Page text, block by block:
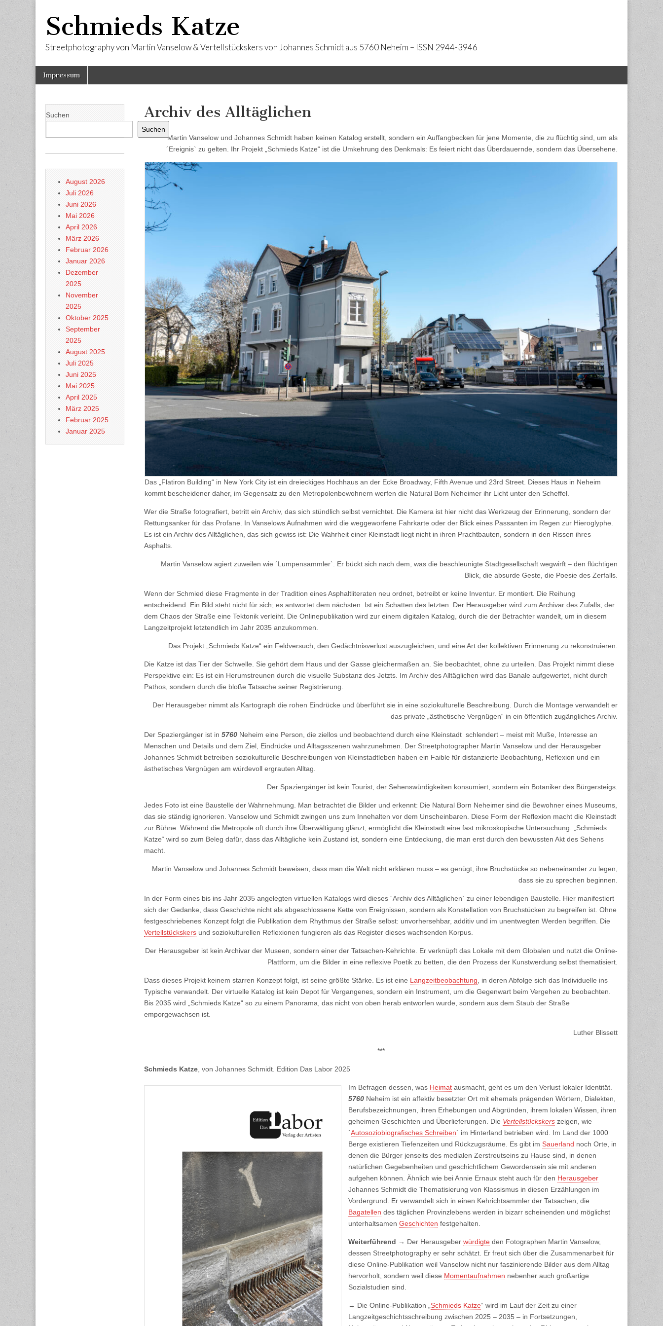
Schmieds Katze
Streetphotography von Martin Vanselow & Vertellstückskers von Johannes Schmidt aus 5760 Neheim – ISSN 2944-3946
Main
menu
Skip
Impressum
Archiv des Alltäglichen
Martin Vanselow und Johannes Schmidt haben keinen Katalog erstellt, sondern ein Auffangbecken für jene Momente, die zu flüchtig sind, um als
´Ereignis` zu gelten. Ihr Projekt „Schmieds Katze“ ist die Umkehrung des Denkmals: Es feiert nicht das Überdauernde, sondern das Übersehene.
Das „Flatiron Building“ in New York City ist ein dreieckiges Hochhaus an der Ecke Broadway, Fifth Avenue und 23rd Street. Dieses Haus in Neheim
kommt bescheidener daher, im Gegensatz zu den Metropolenbewohnern werfen die Natural Born Neheimer ihr Licht unter den Scheffel.
Wer die Straße fotografiert, betritt ein Archiv, das sich stündlich selbst vernichtet. Die Kamera ist hier nicht das Werkzeug der Erinnerung, sondern der
Rettungsanker für das Profane. In Vanselows Aufnahmen wird die weggeworfene Fahrkarte oder der Blick eines Passanten im Regen zur Hieroglyphe.
Es ist ein Archiv des Alltäglichen, das sich gewiss ist: Die Wahrheit einer Kleinstadt liegt nicht in ihren Prachtbauten, sondern in den Rissen ihres
Asphalts.
Martin Vanselow agiert zuweilen wie ´Lumpensammler`. Er bückt sich nach dem, was die beschleunigte Stadtgesellschaft wegwirft – den flüchtigen
Blick, die absurde Geste, die Poesie des Zerfalls.
Wenn der Schmied diese Fragmente in der Tradition eines Asphaltliteraten neu ordnet, betreibt er keine Inventur. Er montiert. Die Reihung
entscheidend. Ein Bild steht nicht für sich; es antwortet dem nächsten. Ist ein Schatten des letzten. Der Herausgeber wird zum Archivar des Zufalls, der
dem Chaos der Straße eine Tektonik verleiht. Die Onlinepublikation wird zur einem digitalen Katalog, durch die der Betrachter wandelt, um in diesem
Langzeitprojekt letztendlich im Jahr 2035 anzukommen.
Das Projekt „Schmieds Katze“ ein Feldversuch, den Gedächtnisverlust auszugleichen, und eine Art der kollektiven Erinnerung zu rekonstruieren.
Die Katze ist das Tier der Schwelle. Sie gehört dem Haus und der Gasse gleichermaßen an. Sie beobachtet, ohne zu urteilen. Das Projekt nimmt diese
Perspektive ein: Es ist ein Herumstreunen durch die visuelle Substanz des Jetzts. Im Archiv des Alltäglichen wird das Banale aufgewertet, nicht durch
Pathos, sondern durch die bloße Tatsache seiner Registrierung.
Der Herausgeber nimmt als Kartograph die rohen Eindrücke und überführt sie in eine soziokulturelle Beschreibung. Durch die Montage verwandelt er
das private „ästhetische Vergnügen“ in ein öffentlich zugängliches Archiv.
Der Spaziergänger ist in5760 Neheim eine Person, die ziellos und beobachtend durch eine Kleinstadt schlendert – meist mit Muße, Interesse an
Menschen und Details und dem Ziel, Eindrücke und Alltagsszenen wahrzunehmen. Der Streetphotographer Martin Vanselow und der Herausgeber
Johannes Schmidt betreiben soziokulturelle Beschreibungen von Kleinstadtleben haben ein Faible für distanzierte Beobachtung, Reflexion und ein
ästhetisches Vergnügen am würdevoll ergrauten Alltag.
Der Spaziergänger ist kein Tourist, der Sehenswürdigkeiten konsumiert, sondern ein Botaniker des Bürgersteigs.
Jedes Foto ist eine Baustelle der Wahrnehmung. Man betrachtet die Bilder und erkennt: Die Natural Born Neheimer sind die Bewohner eines Museums,
das sie ständig ignorieren. Vanselow und Schmidt zwingen uns zum Innehalten vor dem Unscheinbaren. Diese Form der Reflexion macht die Kleinstadt
zur Bühne. Während die Metropole oft durch ihre Überwältigung glänzt, ermöglicht die Kleinstadt eine fast mikroskopische Untersuchung. „Schmieds
Katze“ wird so zum Beleg dafür, dass das Alltägliche kein Zustand ist, sondern eine Entdeckung, die man erst durch den bewussten Akt des Sehens
macht.
Martin Vanselow und Johannes Schmidt beweisen, dass man die Welt nicht erklären muss – es genügt, ihre Bruchstücke so nebeneinander zu legen,
dass sie zu sprechen beginnen.
In der Form eines bis ins Jahr 2035 angelegten virtuellen Katalogs wird dieses ´Archiv des Alltäglichen` zu einer lebendigen Baustelle. Hier manifestiert
sich der Gedanke, dass Geschichte nicht als abgeschlossene Kette von Ereignissen, sondern als Konstellation von Bruchstücken zu begreifen ist. Ohne
festgeschriebenes Konzept folgt die Publikation dem Rhythmus der Straße selbst: unvorhersehbar, additiv und im unentwegten Werden begriffen. Die
Vertellstückskers und soziokulturellen Reflexionen fungieren als das Register dieses wachsenden Korpus.
Der Herausgeber ist kein Archivar der Museen, sondern einer der Tatsachen-Kehrichte. Er verknüpft das Lokale mit dem Globalen und nutzt die Online-
Plattform, um die Bilder in eine reflexive Poetik zu betten, die den Prozess der Kunstwerdung selbst thematisiert.
Dass dieses Projekt keinem starren Konzept folgt, ist seine größte Stärke. Es ist eine Langzeitbeobachtung , in deren Abfolge sich das Individuelle ins
Typische verwandelt. Der virtuelle Katalog ist kein Depot für Vergangenes, sondern ein Instrument, um die Gegenwart beim Vergehen zu beobachten.
Bis 2035 wird „Schmieds Katze“ so zu einem Panorama, das nicht von oben herab entworfen wurde, sondern aus dem Staub der Straße
emporgewachsen ist.
Luther Blissett
***
Schmieds Katze , von Johannes Schmidt. Edition Das Labor 2025
Im Befragen dessen, was Heimat ausmacht, geht es um den Verlust lokaler Identität.
5760 Neheim ist ein affektiv besetzter Ort mit ehemals prägenden Wörtern, Dialekten,
Berufsbezeichnungen, ihren Erhebungen und Abgründen, ihrem lokalen Wissen, ihren
geheimen Geschichten und Überlieferungen. Die Vertellstückskers zeigen, wie
´Autosoziobiografisches Schreiben` im Hinterland betrieben wird. Im Land der 1000
Berge existieren Tiefenzeiten und Rückzugsräume. Es gibt imSauerland noch Orte, in
denen die Bürger jenseits des medialen Zerstreutseins zu Hause sind, in denen
natürlichen Gegebenheiten und geschichtlichem Gewordensein sie mit anderen
aufgehen können. Ähnlich wie bei Annie Ernaux steht auch für den Herausgeber
Johannes Schmidt die Thematisierung von Klassismus in diesen Erzählungen im
Vordergrund. Er verwandelt sich in einen Kehrichtsammler der Tatsachen, die
Bagatellen des täglichen Provinzlebens werden in bizarr scheinenden und möglichst
unterhaltsamenGeschichten festgehalten.
Weiterführend → Der Herausgeberwürdigte den Fotographen Martin Vanselow,
dessen Streetphotography er sehr schätzt. Er freut sich über die Zusammenarbeit für
diese Online-Publikation weil Vanselow nicht nur faszinierende Bilder aus dem Alltag
hervorholt, sondern weil diese Momentaufnahmen nebenher auch großartige
Sozialstudien sind.
→ Die Online-Publikation „Schmieds Katze“ wird im Lauf der Zeit zu einer
Langzeitgeschichtsschreibung zwischen 2025 – 2035 – in Fortsetzungen,
Suchen
Suchen
August 2026
Juli 2026
Juni 2026
Mai 2026
April 2026
März 2026
Februar 2026
Januar 2026
Dezember
2025
November
2025
Oktober 2025
September
2025
August 2025
Juli 2025
Juni 2025
Mai 2025
April 2025
März 2025
Februar 2025
Januar 2025